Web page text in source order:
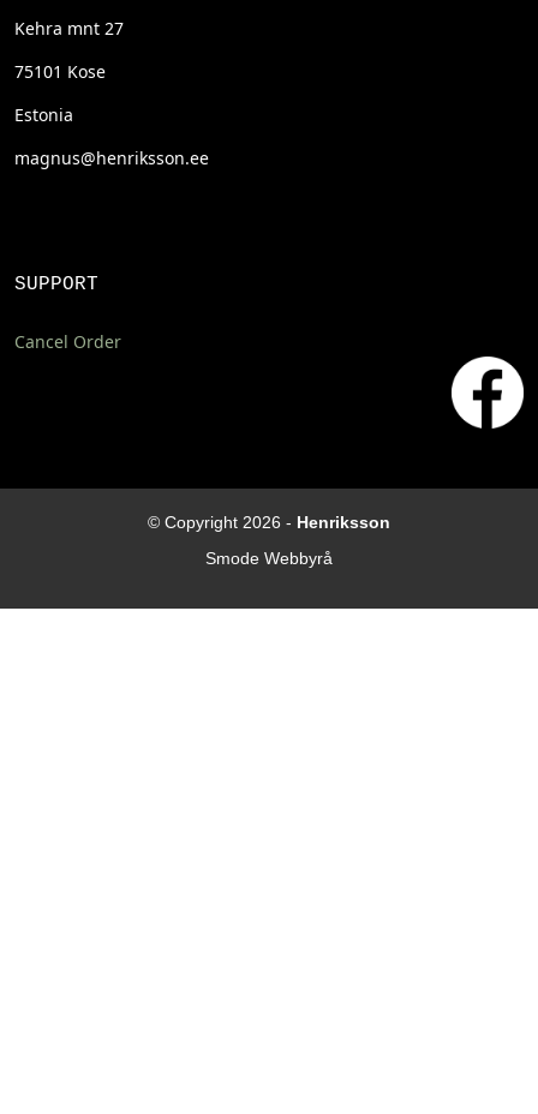
Kehra mnt 27
75101 Kose
Estonia
magnus@henriksson.ee
SUPPORT
Cancel Order
© Copyright 2026 - Henriksson
Smode Webbyrå